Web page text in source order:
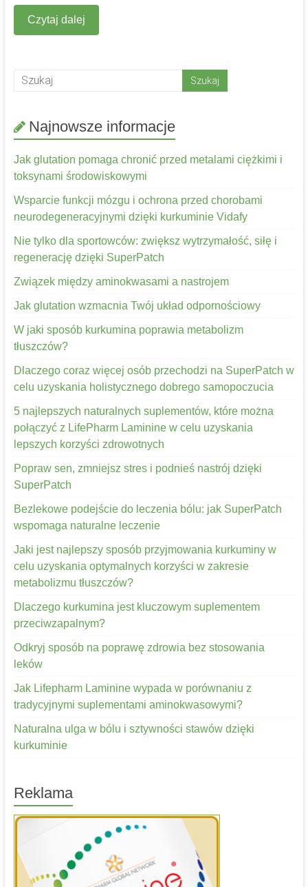
Czytaj dalej
Najnowsze informacje
Jak glutation pomaga chronić przed metalami ciężkimi i
toksynami środowiskowymi
Wsparcie funkcji mózgu i ochrona przed chorobami
neurodegeneracyjnymi dzięki kurkuminie Vidafy
Nie tylko dla sportowców: zwiększ wytrzymałość, siłę i
regenerację dzięki SuperPatch
Związek między aminokwasami a nastrojem
Jak glutation wzmacnia Twój układ odpornościowy
W jaki sposób kurkumina poprawia metabolizm
tłuszczów?
Dlaczego coraz więcej osób przechodzi na SuperPatch w
celu uzyskania holistycznego dobrego samopoczucia
5 najlepszych naturalnych suplementów, które można
połączyć z LifePharm Laminine w celu uzyskania
lepszych korzyści zdrowotnych
Popraw sen, zmniejsz stres i podnieś nastrój dzięki
SuperPatch
Bezlekowe podejście do leczenia bólu: jak SuperPatch
wspomaga naturalne leczenie
Jaki jest najlepszy sposób przyjmowania kurkuminy w
celu uzyskania optymalnych korzyści w zakresie
metabolizmu tłuszczów?
Dlaczego kurkumina jest kluczowym suplementem
przeciwzapalnym?
Odkryj sposób na poprawę zdrowia bez stosowania
leków
Jak Lifepharm Laminine wypada w porównaniu z
tradycyjnymi suplementami aminokwasowymi?
Naturalna ulga w bólu i sztywności stawów dzięki
kurkuminie
Reklama